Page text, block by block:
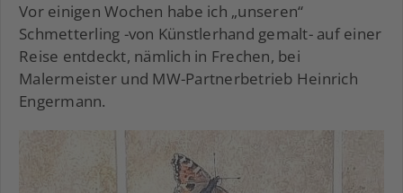
Vor einigen Wochen habe ich „unseren“
Schmetterling -von Künstlerhand gemalt- auf einer
Reise entdeckt, nämlich in Frechen, bei
Malermeister und MW-Partnerbetrieb Heinrich
Engermann.